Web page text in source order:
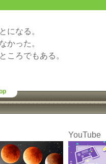
になる。
かった。
ころでもある。
YouTube